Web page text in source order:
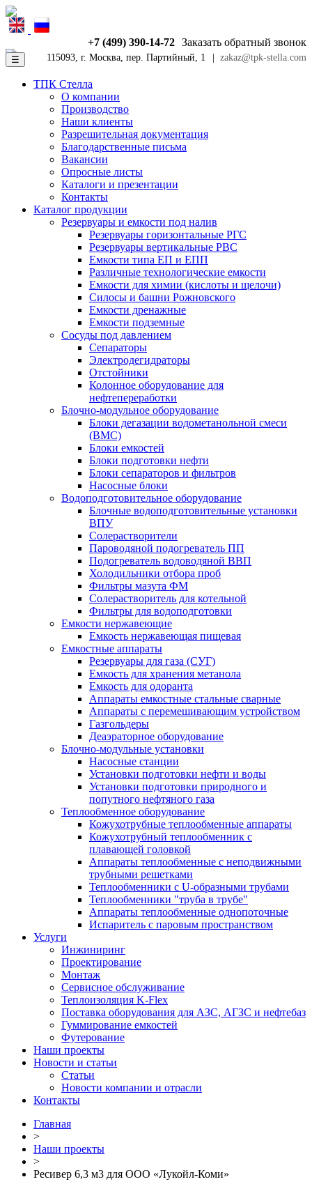
Заказать обратный звонок
+7 (499) 390-14-72
zakaz@tpk-stella.com
115093, г. Москва, пер. Партийный, 1
☰
ТПК Стелла
О компании
Производство
Наши клиенты
Разрешительная документация
Благодарственные письма
Вакансии
Опросные листы
Каталоги и презентации
Контакты
Каталог продукции
Резервуары и емкости под налив
Резервуары горизонтальные РГС
Резервуары вертикальные РВС
Емкости типа ЕП и ЕПП
Различные технологические емкости
Емкости для химии (кислоты и щелочи)
Силосы и башни Рожновского
Емкости дренажные
Емкости подземные
Сосуды под давлением
Сепараторы
Электродегидраторы
Отстойники
Колонное оборудование для
нефтепереработки
Блочно-модульное оборудование
Блоки дегазации водометанольной смеси
(BMC)
Блоки емкостей
Блоки подготовки нефти
Блоки сепараторов и фильтров
Насосные блоки
Водоподготовительное оборудование
Блочные водоподготовительные установки
ВПУ
Солерастворители
Пароводяной подогреватель ПП
Подогреватель водоводяной ВВП
Холодильники отбора проб
Фильтры мазута ФМ
Солерастворитель для котельной
Фильтры для водоподготовки
Емкости нержавеющие
Емкость нержавеющая пищевая
Емкостные аппараты
Резервуары для газа (СУГ)
Емкость для хранения метанола
Емкость для одоранта
Аппараты емкостные стальные сварные
Аппараты с перемешивающим устройством
Газгольдеры
Деаэраторное оборудование
Блочно-модульные установки
Насосные станции
Установки подготовки нефти и воды
Установки подготовки природного и
попутного нефтяного газа
Теплообменное оборудование
Кожухотрубные теплообменные аппараты
Кожухотрубный теплообменник с
плавающей головкой
Аппараты теплообменные с неподвижными
трубными решетками
Теплообменники с U-образными трубами
Теплообменники "труба в трубе"
Аппараты теплообменные однопоточные
Испаритель с паровым пространством
Услуги
Инжиниринг
Проектирование
Монтаж
Сервисное обслуживание
Теплоизоляция K-Flex
Поставка оборудования для АЗС, АГЗС и нефтебаз
Гуммирование емкостей
Футерование
Наши проекты
Новости и статьи
Статьи
Новости компании и отрасли
Контакты
Главная
>
Наши проекты
>
Ресивер 6,3 м3 для ООО «Лукойл-Коми»